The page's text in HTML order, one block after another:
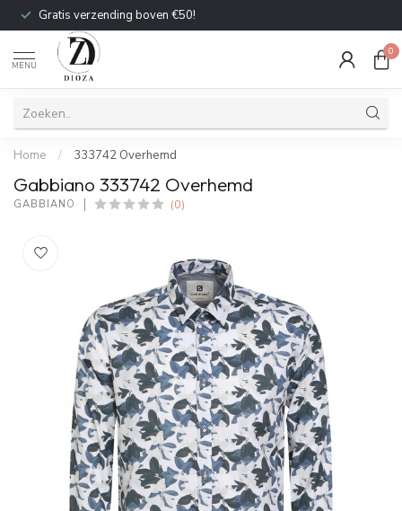
Gratis verzending boven €50!
MENU
0
Home / 333742 Overhemd
Gabbiano 333742 Overhemd
GABBIANO (0)